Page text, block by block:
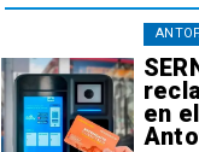
en